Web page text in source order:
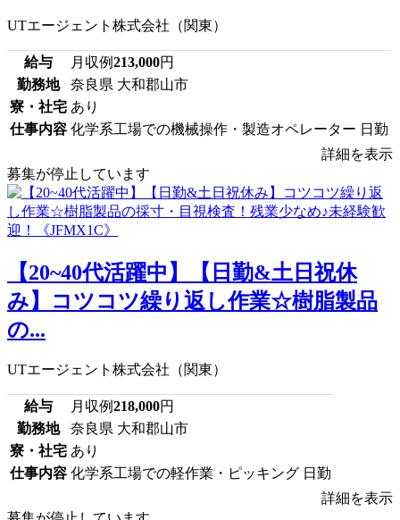
UTエージェント株式会社（関東）
給与 月収例213,000円
勤務地
奈良県 大和郡山市
寮・社宅 あり
仕事内容 化学系工場での機械操作・製造オペレーター 日勤
詳細を表示
募集が停止しています
【20~40代活躍中】【日勤&土日祝休
み】コツコツ繰り返し作業☆樹脂製品
の...
UTエージェント株式会社（関東）
給与 月収例218,000円
勤務地
奈良県 大和郡山市
寮・社宅 あり
仕事内容 化学系工場での軽作業・ピッキング 日勤
詳細を表示